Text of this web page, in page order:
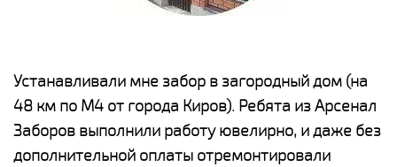
Устанавливали мне забор в загородный дом (на
48 км по М4 от города Киров). Ребята из Арсенал
Заборов выполнили работу ювелирно, и даже без
дополнительной оплаты отремонтировали